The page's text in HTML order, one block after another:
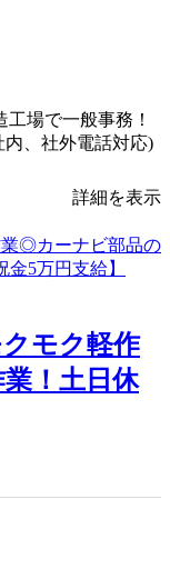
場で一般事務！
、社外電話対応)
詳細を表示
クモク軽作
！土日休